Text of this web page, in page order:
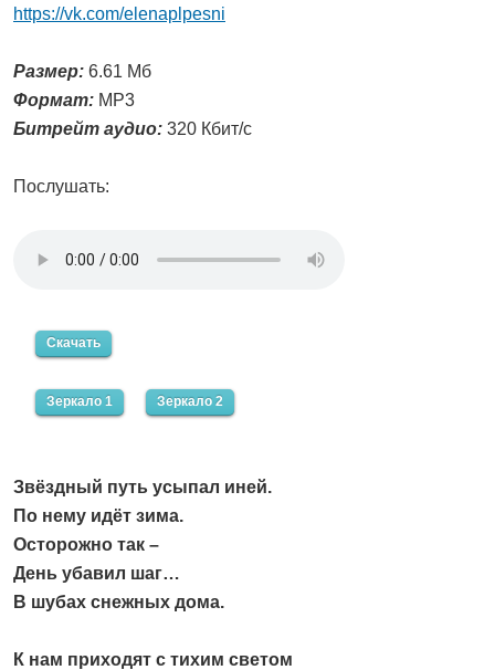
https://vk.com/elenaplpesni
Размер: 6.61 Мб
Формат: MP3
Битрейт аудио: 320 Кбит/с
Послушать:
Скачать
Зеркало 1 Зеркало 2
Звёздный путь усыпал иней.
По нему идёт зима.
Осторожно так –
День убавил шаг…
В шубах снежных дома.
К нам приходят с тихим светом